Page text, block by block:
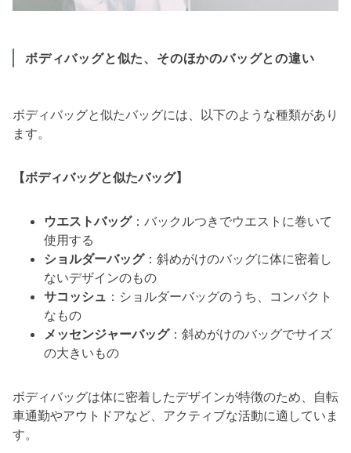
ボディバッグと似た、そのほかのバッグとの違い
ボディバッグと似たバッグには、以下のような種類があり
ます。
【ボディバッグと似たバッグ】
ウエストバッグ：バックルつきでウエストに巻いて
使用する
ショルダーバッグ：斜めがけのバッグに体に密着し
ないデザインのもの
サコッシュ ：ショルダーバッグのうち、コンパクト
なもの
メッセンジャーバッグ：斜めがけのバッグでサイズ
の大きいもの
ボディバッグは体に密着したデザインが特徴のため、自転
車通勤やアウトドアなど、アクティブな活動に適していま
す。